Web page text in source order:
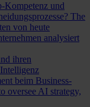
Kompetenz und
The
von heute
analysiert
ihren
beim Business-
oversee AI strategy,